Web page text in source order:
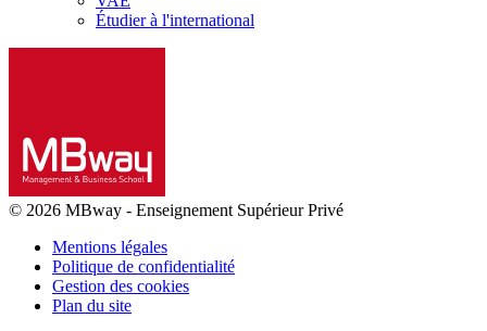
Étudier à l'international
© 2026 MBway - Enseignement Supérieur Privé
Mentions légales
Politique de confidentialité
Gestion des cookies
Plan du site